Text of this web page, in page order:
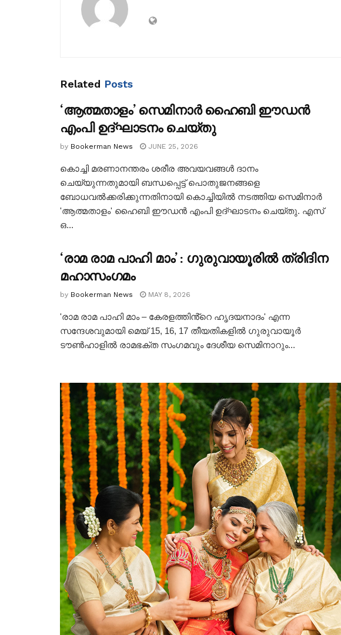
Related Posts
‘ആത്മതാളം’ സെമിനാർ ഹൈബി ഈഡൻ
എംപി ഉദ്ഘാടനം ചെയ്തു
by Bookerman News JUNE 25, 2026
കൊച്ചി മരണാനന്തരം ശരീര അവയവങ്ങൾ ദാനം
ചെയ്യുന്നതുമായി ബന്ധപ്പെട്ട് പൊതുജനങ്ങളെ
ബോധവൽക്കരിക്കുന്നതിനായി കൊച്ചിയിൽ നടത്തിയ സെമിനാർ
'ആത്മതാളം' ഹൈബി ഈഡൻ എംപി ഉദ്ഘാടനം ചെയ്തു. എസ്
ഒ...
‘രാമ രാമ പാഹി മാം’ : ഗുരുവായൂരിൽ ത്രിദിന
മഹാസംഗമം
by Bookerman News MAY 8, 2026
'രാമ രാമ പാഹി മാം – കേരളത്തിൻ്റെ ഹൃദയനാദം' എന്ന
സന്ദേശവുമായി മെയ് 15, 16, 17 തീയതികളിൽ ഗുരുവായൂർ
ടൗൺഹാളിൽ രാമഭക്ത സംഗമവും ദേശീയ സെമിനാറും...